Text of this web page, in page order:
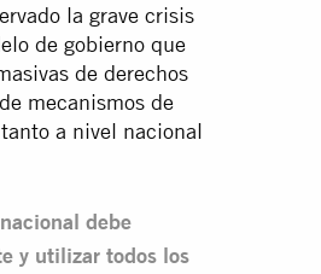
la grave crisis
de gobierno que
de derechos
mecanismos de
a nivel nacional
debe
y utilizar todos los